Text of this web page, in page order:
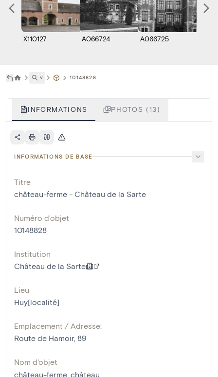
X110127 A066724 A066725
˅ 10148828
INFORMATIONS PHOTOS (13)
INFORMATIONS DE BASE
Titre
château-ferme - Château de la Sarte
Numéro d'objet
10148828
Institution
Château de la Sarte
Lieu
Huy[localité]
Emplacement / Adresse:
Route de Hamoir, 89
Nom d'objet
château-ferme château